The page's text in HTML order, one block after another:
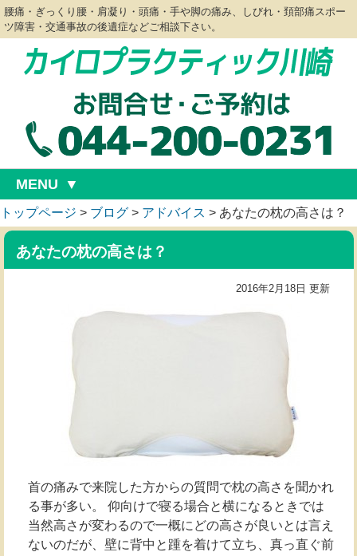
腰痛・ぎっくり腰・肩凝り・頭痛・手や脚の痛み、しびれ・頚部痛スポー
ツ障害・交通事故の後遺症などご相談下さい。
MENU
トップページ > ブログ > アドバイス > あなたの枕の高さは？
あなたの枕の高さは？
2016年2月18日 更新
首の痛みで来院した方からの質問で枕の高さを聞かれ
る事が多い。 仰向けで寝る場合と横になるときでは
当然高さが変わるので一概にどの高さが良いとは言え
ないのだが、壁に背中と踵を着けて立ち、真っ直ぐ前